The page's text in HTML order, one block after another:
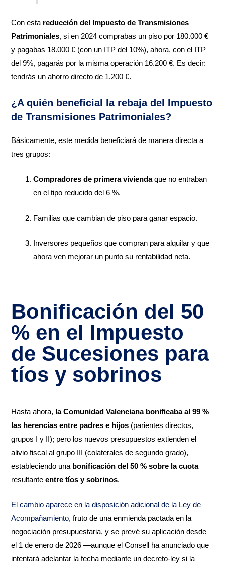
Con esta reducción del Impuesto de Transmisiones
Patrimoniales, si en 2024 comprabas un piso por 180.000 €
y pagabas 18.000 € (con un ITP del 10%), ahora, con el ITP
del 9%, pagarás por la misma operación 16.200 €. Es decir:
tendrás un ahorro directo de 1.200 €.
¿A quién beneficial la rebaja del Impuesto
de Transmisiones Patrimoniales?
Básicamente, este medida beneficiará de manera directa a
tres grupos:
Compradores de primera viviendaque no entraban
en el tipo reducido del 6 %.
Familias que cambian de piso para ganar espacio.
Inversores pequeños que compran para alquilar y que
ahora ven mejorar un punto su rentabilidad neta.
Bonificación del 50
% en el Impuesto
de Sucesiones para
tíos y sobrinos
Hasta ahora, la Comunidad Valenciana bonificaba al 99 %
las herencias entre padres e hijos (parientes directos,
grupos I y II); pero los nuevos presupuestos extienden el
alivio fiscal al grupo III (colaterales de segundo grado),
estableciendo una bonificación del 50 % sobre la cuota
resultanteentre tíos y sobrinos.
El cambio aparece en la disposición adicional de la Ley de
Acompañamiento, fruto de una enmienda pactada en la
negociación presupuestaria, y se prevé su aplicación desde
el 1 de enero de 2026 —aunque el Consell ha anunciado que
intentará adelantar la fecha mediante un decreto-ley si la